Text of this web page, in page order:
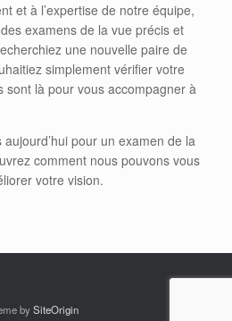
et à l’expertise de notre équipe,
examens de la vue précis et
une nouvelle paire de
simplement vérifier votre
sont là pour vous accompagner à
pour un examen de la
comment nous pouvons vous
votre vision.
bySiteOrigin